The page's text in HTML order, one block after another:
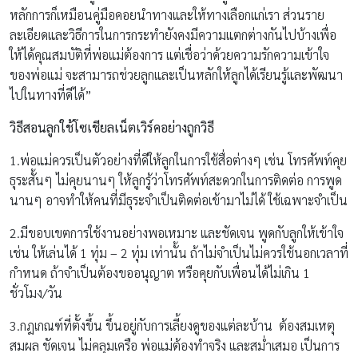
หลักการก็เหมือนคู่มือคอยนำทางและให้ทางเลือกแก่เรา ส่วนราย
ละเอียดและวิธีการในการกระทำยังคงมีความแตกต่างกันไปบ้างเพื่อ
ให้ได้คุณสมบัติที่พ่อแม่ต้องการ แต่เชื่อว่าด้วยความรักความเข้าใจ
ของพ่อแม่ จะสามารถช่วยลูกและเป็นหลักให้ลูกได้เรียนรู้และพัฒนา
ไปในทางที่ดีได้”
วิธีสอนลูกใช้โซเชียลเน็ตเวิร์คอย่างถูกวิธี
1.พ่อแม่ควรเป็นตัวอย่างที่ดีให้ลูกในการใช้สื่อต่างๆ เช่น โทรศัพท์คุย
ธุระสั้นๆ ไม่คุยนานๆ ให้ลูกรู้ว่าโทรศัพท์สะดวกในการติดต่อ การพูด
นานๆ อาจทำให้คนที่มีธุระจำเป็นติดต่อเข้ามาไม่ได้ ใช้เฉพาะจำเป็น
2.มีขอบเขตการใช้งานอย่างพอเหมาะ และชัดเจน พูดกับลูกให้เข้าใจ
เช่น ให้เล่นได้ 1 ทุ่ม – 2 ทุ่ม เท่านั้น ถ้าไม่จำเป็นไม่ควรใช้นอกเวลาที่
กำหนด ถ้าจำเป็นต้องขออนุญาต หรือคุยกับเพื่อนได้ไม่เกิน 1
ชั่วโมง/วัน
3.กฎเกณฑ์ที่ตั้งขึ้น ขึ้นอยู่กับการเลี้ยงดูของแต่ละบ้าน ต้องสมเหตุ
สมผล ชัดเจน ไม่คลุมเครือ พ่อแม่ต้องทำจริง และสม่ำเสมอ เป็นการ